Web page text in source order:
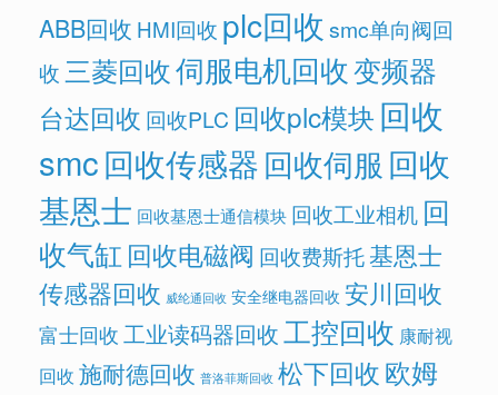
ABB回收 HMI回收 plc回收 smc单向阀回
收 三菱回收伺服电机回收变频器
台达回收 回收PLC 回收plc模块 回收
smc回收传感器回收伺服 回收
基恩士 回收基恩士通信模块 回收工业相机 回
收气缸 回收电磁阀 回收费斯托基恩士
传感器回收 威纶通回收 安全继电器回收 安川回收
富士回收 工业读码器回收工控回收 康耐视
回收 施耐德回收 普洛菲斯回收 松下回收欧姆